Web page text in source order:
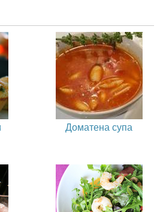
Доматена супа